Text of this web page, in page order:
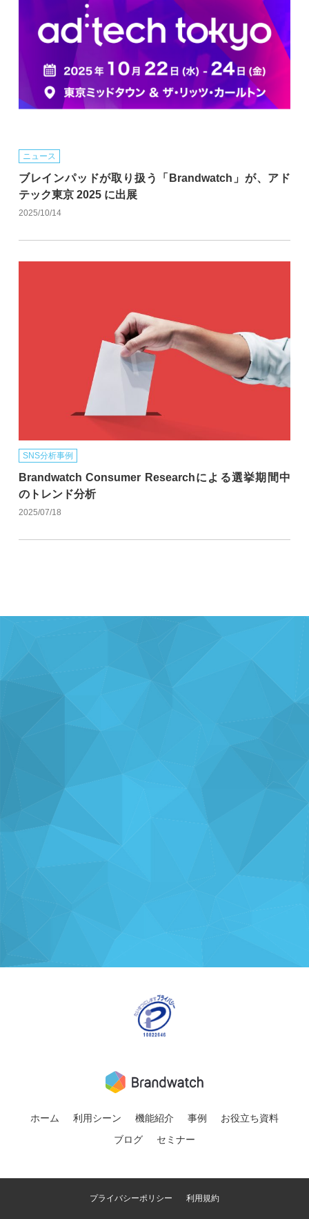
ニュース
ブレインパッドが取り扱う「Brandwatch」が、アド
テック東京 2025 に出展
2025/10/14
SNS分析事例
Brandwatch Consumer Researchによる選挙期間中
のトレンド分析
2025/07/18
ホーム 利用シーン 機能紹介 事例
お役立ち資料
ブログ
セミナー
プライバシーポリシー 利用規約